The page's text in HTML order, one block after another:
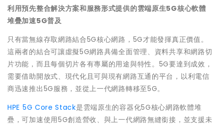
利用預先整合解決方案和服務形式提供的雲端原生5G核心軟體
堆疊加速5G普及
只有當無線存取網路結合5G核心網路，5G才能發揮真正價值。
這兩者的結合可讓虛擬5G網路具備全面管理、資料共享和網路切
片功能，而且每個切片各有專屬的用途與特性。5G要達到成效，
需要借助開放式、現代化且可與現有網路互通的平台，以利電信
商迅速推出5G服務，並從上一代網路轉移至5G。
HPE 5G Core Stack是雲端原生的容器化5G核心網路軟體堆
疊，可加速使用5G創造營收、與上一代網路無縫銜接，並支援未